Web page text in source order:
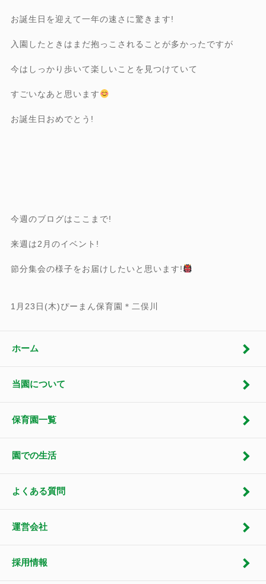
お誕生日を迎えて一年の速さに驚きます!
入園したときはまだ抱っこされることが多かったですが
今はしっかり歩いて楽しいことを見つけていて
すごいなあと思います
お誕生日おめでとう!
今週のブログはここまで!
来週は2月のイベント!
節分集会の様子をお届けしたいと思います!
1月23日(木)ぴーまん保育園＊二俣川
ホーム
当園について
保育園一覧
園での生活
よくある質問
運営会社
採用情報